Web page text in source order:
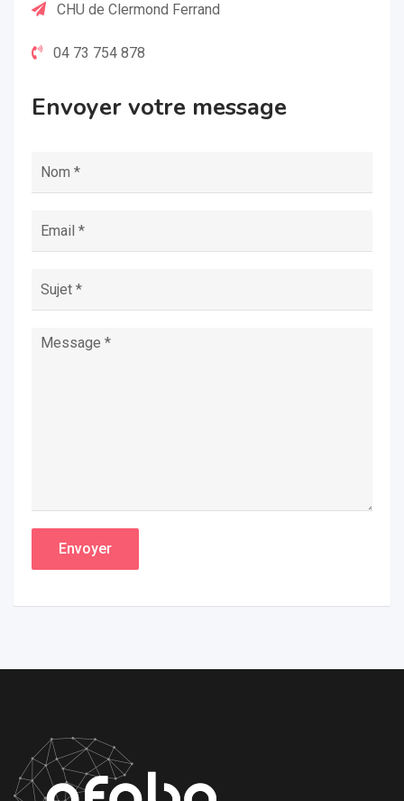
CHU de Clermond Ferrand
04 73 754 878
Envoyer votre message
Envoyer